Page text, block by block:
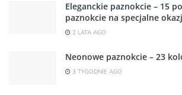
Eleganckie paznokcie – 15
paznokcie na specjalne
2 LATA AGO
Neonowe paznokcie – 23
3 TYGODNIE AGO